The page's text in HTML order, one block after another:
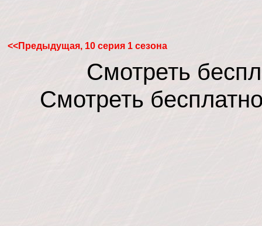
<<Предыдущая, 10 серия 1 сезона
Смотреть
Смотреть